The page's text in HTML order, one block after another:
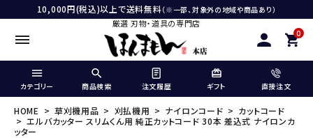
10,000円(税込)以上で送料無料（※一部、対象外の地域や商品あり）
厳選 刃物・道具の専門店
0
カテゴリー 商品検索 注文履歴 ギフト 直接注文
HOME 草刈機用品 刈払機用 ナイロンコード
カットコード
エルバカッター スリムくん用 純正カットコード 30本 差込式 ナイロンカ
ッター